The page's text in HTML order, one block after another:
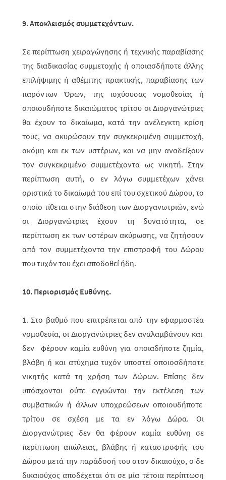
9. Αποκλεισμός συμμετεχόντων.
Σε περίπτωση χειραγώγησης ή τεχνικής παραβίασης
της διαδικασίας συμμε­το­χής ή οποιασδήποτε άλλης
επιλήψιμης ή αθέμιτης πρακτικής, παραβίασης των
παρό­ντων Όρων, της ισχύουσας νομοθεσίας ή
οποιουδήποτε δικαιώματος τρί­του οι Διοργανώτριες
θα έχουν το δικαίωμα, κατά την ανέλεγκτη κρίση
τους, να ακυ­ρώ­σουν την συγκεκριμένη συμμετοχή,
ακόμη και εκ των υστέρων, και να μην αναδείξουν
τον συγκεκριμένο συμμετέχοντα ως νικητή. Στην
περί­πτω­ση αυτή, ο εν λόγω συμμετέχων χάνει
οριστικά το δικαίωμά του επί του σχετι­κού Δώ­ρου, το
οποίο τίθεται στην διάθεση των Διοργανωτριών, ενώ
οι Διοργα­νώ­­τριες έχουν τη δυνατότητα, σε
περίπτωση εκ των υστέρων ακύρωσης, να ζητήσουν
από τον συμμετέχοντα την επιστροφή του Δώρου
που τυχόν του έχει αποδοθεί ήδη.
10. Περιορισμός Ευθύνης.
1. Στο βαθμό που επιτρέπεται από την εφαρμοστέα
νομοθεσία, οι Διοργανώ­τριες δεν αναλαμβάνουν και
δεν φέρουν καμία ευθύνη για οποιαδήποτε ζημία,
βλάβη ή και ατύχημα τυχόν υποστεί οποιοσδήποτε
νικητής κατά τη χρήση των Δώρων. Επίσης δεν
υπόσχονται ούτε εγγυώνται την εκτέλεση των
συμβατικών ή άλλων υποχρεώσεων οποιουδήποτε
τρίτου σε σχέση με τα εν λόγω Δώρα. Οι
Διοργανώτριες δεν θα φέρουν καμία ευθύνη σε
περίπτωση απώλειας, βλά­βης ή καταστροφής του
Δώρου μετά την παράδοσή του στον δικαιούχο, ο δε
δικαιούχος αποδέχεται ότι σε μία τέτοια περίπτωση